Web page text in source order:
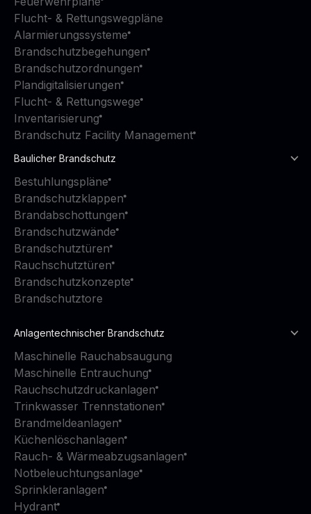
Flucht- & Rettungswegpläne
Alarmierungssysteme
Brandschutzbegehungen
Brandschutzordnungen
Plandigitalisierungen
Flucht- & Rettungswege
Inventarisierung
Brandschutz Facility Management
Baulicher Brandschutz
Bestuhlungspläne
Brandschutzklappen
Brandabschottungen
Brandschutzwände
Brandschutztüren
Rauchschutztüren
Brandschutzkonzepte
Brandschutztore
Anlagentechnischer Brandschutz
Maschinelle Rauchabsaugung
Maschinelle Entrauchung
Rauchschutzdruckanlagen
Trinkwasser Trennstationen
Brandmeldeanlagen
Küchenlöschanlagen
Rauch- & Wärmeabzugsanlagen
Notbeleuchtungsanlage
Sprinkleranlagen
Hydrant